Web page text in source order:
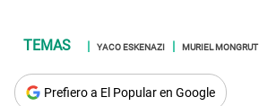
YACO ESKENAZI MURIEL MONGRUT
Prefiero a El Popular en Google